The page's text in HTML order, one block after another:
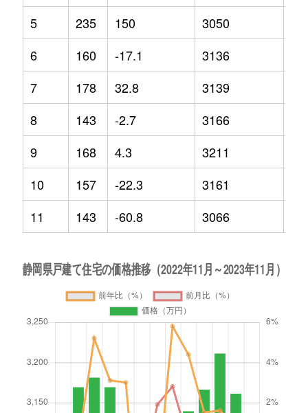
5
235 150 3050
6
160 -17.1 3136
7
178 32.8 3139
8
143 -2.7 3166
9
168 4.3 3211
10
157 -22.3 3161
11
143 -60.8 3066